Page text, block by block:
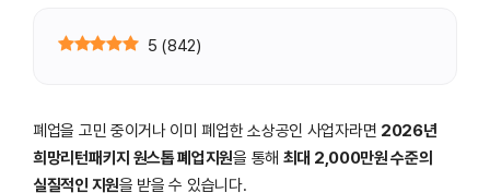
5 (842)
폐업을 고민 중이거나 이미 폐업한 소상공인 사업자라면 2026년
희망리턴패키지 원스톱 폐업지원을 통해 최대 2,000만원 수준의
실질적인 지원을 받을 수 있습니다.